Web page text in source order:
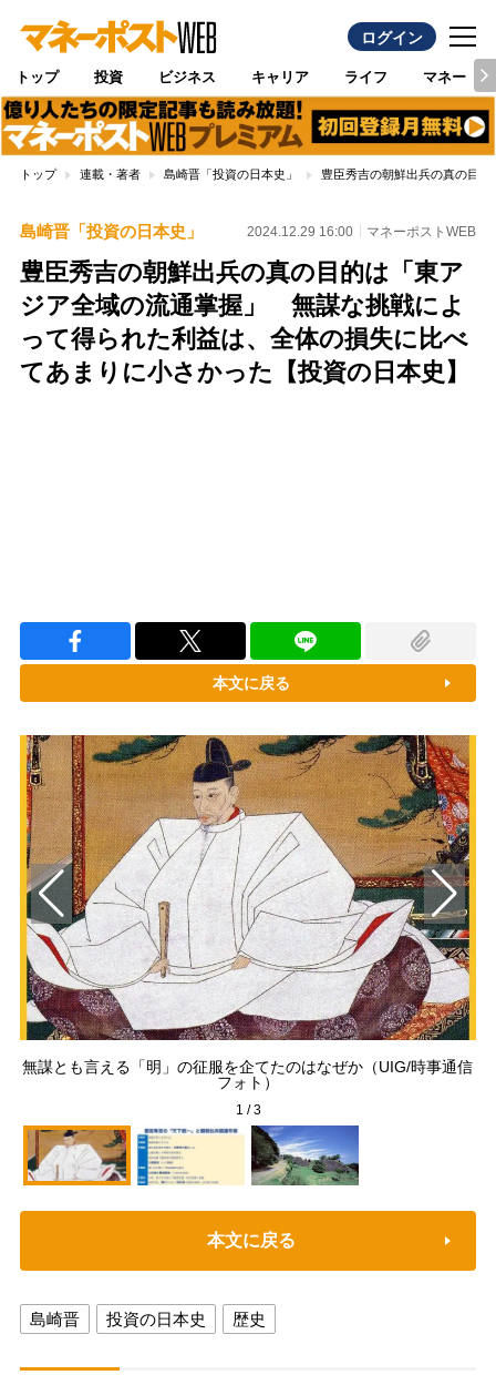
ログイン
トップ 投資 ビジネス キャリア ライフ マネー
トップ 連載・著者 島崎晋「投資の日本史」 豊臣秀吉の朝鮮出兵の真の目
島崎晋「投資の日本史」 2024.12.29 16:00 マネーポストWEB
豊臣秀吉の朝鮮出兵の真の目的は「東ア
ジア全域の流通掌握」 無謀な挑戦によ
って得られた利益は、全体の損失に比べ
てあまりに小さかった【投資の日本史】
本文に戻る
無謀とも言える「明」の征服を企てたのはなぜか（UIG/時事通信
フォト）
1 /3
本文に戻る
島崎晋 投資の日本史 歴史